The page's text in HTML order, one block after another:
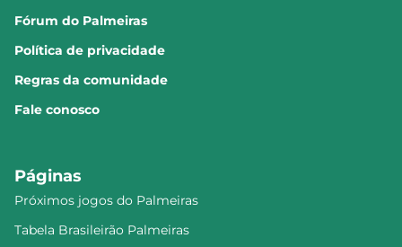
Fórum do Palmeiras
Política de privacidade
Regras da comunidade
Fale conosco
Páginas
Próximos jogos do Palmeiras
Tabela Brasileirão Palmeiras